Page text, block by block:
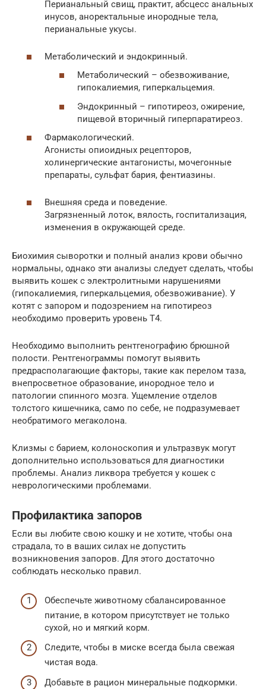
Перианальный свищ, практит, абсцесс анальных
инусов, аноректальные инородные тела,
перианальные укусы.
Метаболический и эндокринный.
Метаболический – обезвоживание,
гипокалиемия, гиперкальцемия.
Эндокринный – гипотиреоз, ожирение,
пищевой вторичный гиперпаратиреоз.
Фармакологический.
Агонисты опиоидных рецепторов,
холинергические антагонисты, мочегонные
препараты, сульфат бария, фентиазины.
Внешняя среда и поведение.
Загрязненный лоток, вялость, госпитализация,
изменения в окружающей среде.
Биохимия сыворотки и полный анализ крови обычно
нормальны, однако эти анализы следует сделать, чтобы
выявить кошек с электролитными нарушениями
(гипокалиемия, гиперкальцемия, обезвоживание). У
котят с запором и подозрением на гипотиреоз
необходимо проверить уровень T4.
Необходимо выполнить рентгенографию брюшной
полости. Рентгенограммы помогут выявить
предрасполагающие факторы, такие как перелом таза,
внепросветное образование, инородное тело и
патологии спинного мозга. Ущемление отделов
толстого кишечника, само по себе, не подразумевает
необратимого мегаколона.
Клизмы с барием, колоноскопия и ультразвук могут
дополнительно использоваться для диагностики
проблемы. Анализ ликвора требуется у кошек с
неврологическими проблемами.
Профилактика запоров
Если вы любите свою кошку и не хотите, чтобы она
страдала, то в ваших силах не допустить
возникновения запоров. Для этого достаточно
соблюдать несколько правил.
Обеспечьте животному сбалансированное
питание, в котором присутствует не только
сухой, но и мягкий корм.
Следите, чтобы в миске всегда была свежая
чистая вода.
Добавьте в рацион минеральные подкормки.